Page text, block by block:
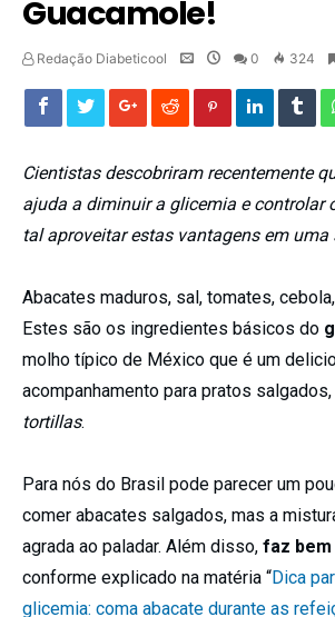
Guacamole!
Redação Diabeticool 0 324
Cientistas descobriram recentemente
ajuda a diminuir a glicemia e controlar
tal aproveitar estas vantagens em uma
Abacates maduros, sal, tomates,
Estes são os ingredientes básicos do
molho típico de México que é um
acompanhamento para pratos
tortillas.
Para nós do Brasil pode parecer um
comer abacates salgados, mas a
agrada ao paladar. Além disso, faz bem
conforme explicado na matéria “Dica
glicemia: coma abacate durante as